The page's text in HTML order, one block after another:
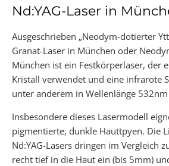
Nd:YAG-Laser in
Ausgeschrieben „Neodym-dotierter
Granat-Laser in München oder
München ist ein Festkörperlaser, der
Kristall verwendet und eine infrarote
unter anderem in Wellenlänge
Insbesondere dieses Lasermodell
pigmentierte, dunkle Hauttpyen. Die
Nd:YAG-Lasers dringen im Vergleich
recht tief in die Haut ein (bis 5mm)